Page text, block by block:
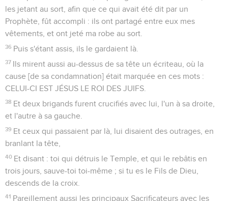
les jetant au sort, afin que ce qui avait été dit par un
Prophète, fût accompli : ils ont partagé entre eux mes
vêtements, et ont jeté ma robe au sort.
36 Puis s'étant assis, ils le gardaient là.
37 Ils mirent aussi au-dessus de sa tête un écriteau, où la
cause [de sa condamnation] était marquée en ces mots :
CELUI-CI EST JÉSUS LE ROI DES JUIFS.
38 Et deux brigands furent crucifiés avec lui, l'un à sa droite,
et l'autre à sa gauche.
39 Et ceux qui passaient par là, lui disaient des outrages, en
branlant la tête,
40 Et disant : toi qui détruis le Temple, et qui le rebâtis en
trois jours, sauve-toi toi-même ; si tu es le Fils de Dieu,
descends de la croix.
41 Pareillement aussi les principaux Sacrificateurs avec les